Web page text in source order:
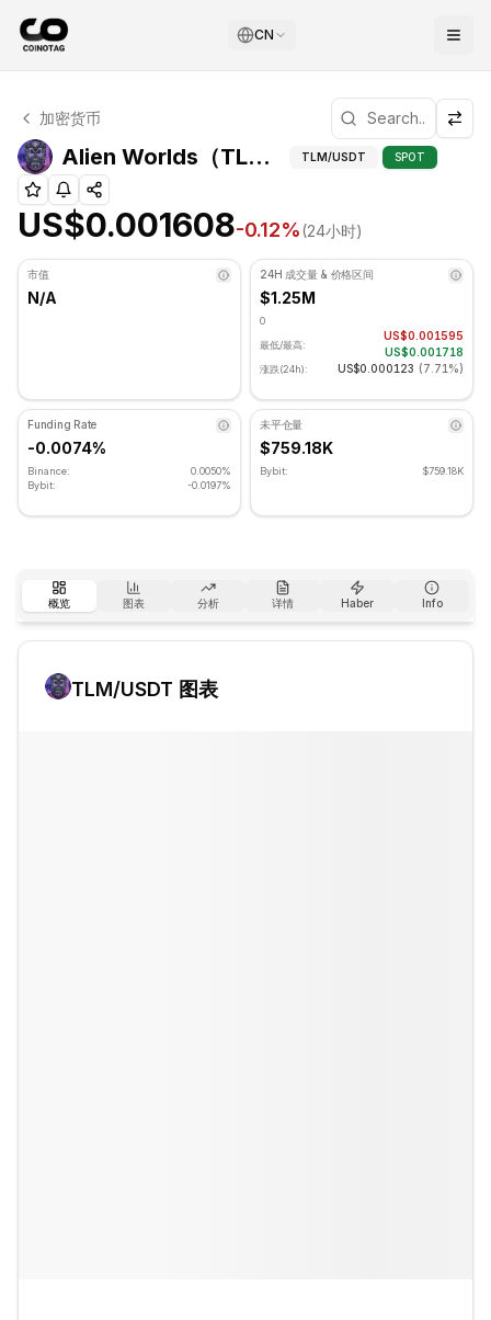
CN
Alien Worlds 技术分析
Alien Worlds 目前交易价格为 US$0.001608. RSI 指标为
加密货币
Alien Worlds（TLM）价格 技术分析和支
TLM/USDT SPOT
US$0.001608-0.12%(24小时)
市值
N/A
24H 成交量 & 价格区间
$1.25M
0
最低/最高:
US$0.001595
US$0.001718
涨跌(24h): US$0.000123 (7.71%)
Funding Rate
-0.0074%
Binance:
0.0050%
Bybit:
-0.0197%
未平仓量
$759.18K
Bybit: $759.18K
概览 图表 分析 详情 Haber Info
TLM/USDT 图表